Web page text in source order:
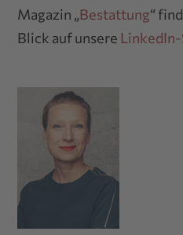
Magazin „Bestattung“
Blick auf unsere